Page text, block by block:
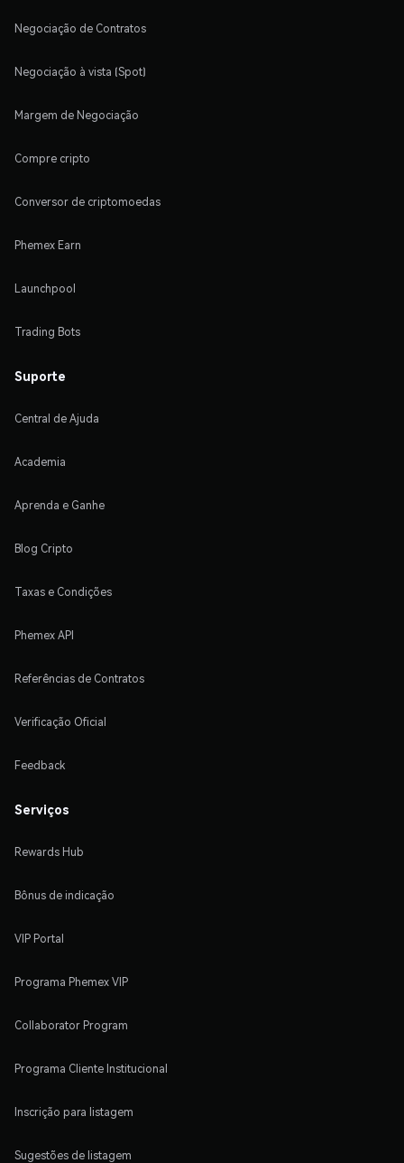
Negociação de Contratos
Negociação à vista (Spot)
Margem de Negociação
Compre cripto
Conversor de criptomoedas
Phemex Earn
Launchpool
Trading Bots
Suporte
Central de Ajuda
Academia
Aprenda e Ganhe
Blog Cripto
Taxas e Condições
Phemex API
Referências de Contratos
Verificação Oficial
Feedback
Serviços
Rewards Hub
Bônus de indicação
VIP Portal
Programa Phemex VIP
Collaborator Program
Programa Cliente Institucional
Inscrição para listagem
Sugestões de listagem